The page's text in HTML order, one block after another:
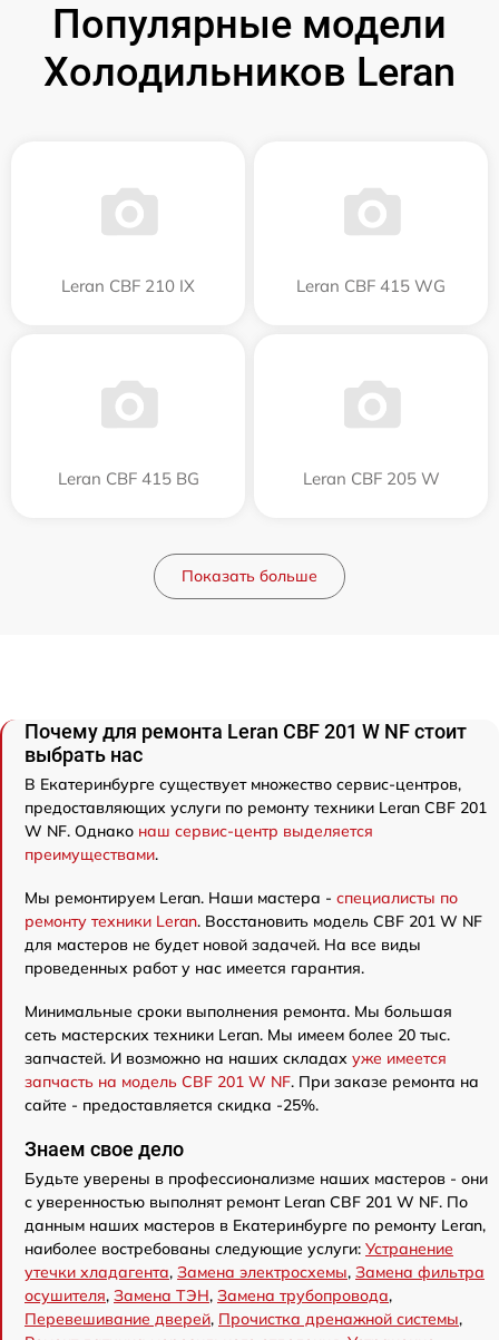
Популярные модели
Холодильников Leran
Leran CBF 210 IX Leran CBF 415 WG
Leran CBF 415 BG Leran CBF 205 W
Показать больше
Почему для ремонта Leran CBF 201 W NF стоит
выбрать нас
В Екатеринбурге существует множество сервис-центров,
предоставляющих услуги по ремонту техники Leran CBF 201
W NF. Однако наш сервис-центр выделяется
преимуществами.
Мы ремонтируем Leran. Наши мастера - специалисты по
ремонту техники Leran. Восстановить модель CBF 201 W NF
для мастеров не будет новой задачей. На все виды
проведенных работ у нас имеется гарантия.
Минимальные сроки выполнения ремонта. Мы большая
сеть мастерских техники Leran. Мы имеем более 20 тыс.
запчастей. И возможно на наших складах уже имеется
запчасть на модель CBF 201 W NF. При заказе ремонта на
сайте - предоставляется скидка -25%.
Знаем свое дело
Будьте уверены в профессионализме наших мастеров - они
с уверенностью выполнят ремонт Leran CBF 201 W NF. По
данным наших мастеров в Екатеринбурге по ремонту Leran,
наиболее востребованы следующие услуги: Устранение
утечки хладагента, Замена электросхемы, Замена фильтра
осушителя, Замена ТЭН, Замена трубопровода,
Перевешивание дверей, Прочистка дренажной системы,